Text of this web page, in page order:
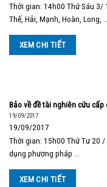
Thời gian: 14h00 Thứ Sáu
Thế, Hải, Mạnh, Hoàn, Long, …
XEM CHI TIẾT
Bảo về đề tài nghiên cứu
19/09/2017
19/09/2017
Thời gian: 15h00 Thứ Tư 20
dụng phương pháp …
XEM CHI TIẾT